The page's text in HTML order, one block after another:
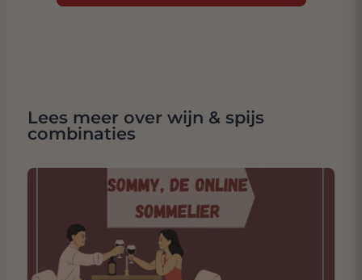
Lees meer over wijn & spijs
combinaties